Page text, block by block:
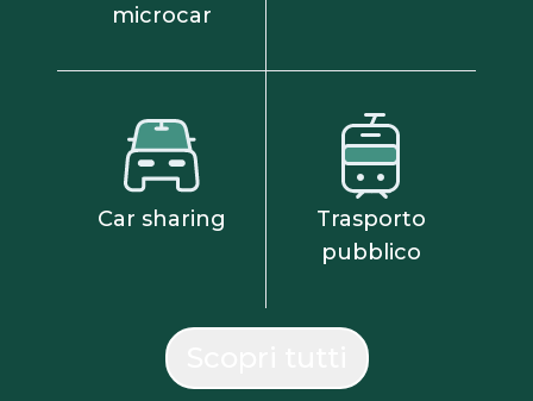
microcar
Car sharing
Trasporto
pubblico